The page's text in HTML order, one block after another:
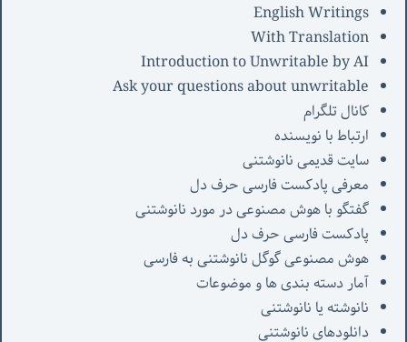
English Writings
With Translation
Introduction to Unwritable by AI
Ask your questions about unwritable
کانال تلگرام
ارتباط با نویسنده
سایت قدیمی نانوشتنی
معرفی پادکست فارسی حرف دل
گفتگو با هوش مصنوعی در مورد نانوشتنی
پادکست فارسی حرف دل
هوش مصنوعی گوگل نانوشتنی به فارسی
آمار دسته بندی ها و موضوعات
نانوشته یا نانوشتنی
دانلودهای نانوشتنی